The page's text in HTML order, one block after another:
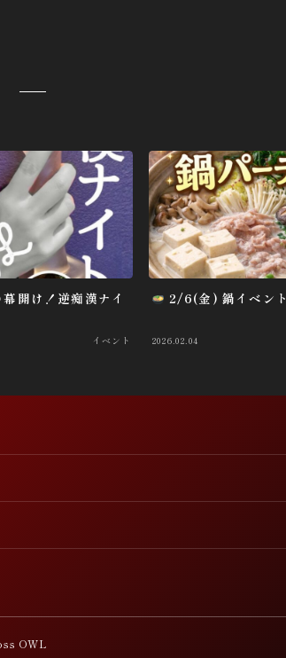
幕開け！逆痴漢ナイ
イベント
2/6(金) 鍋イベント
2026.02.04
OWL